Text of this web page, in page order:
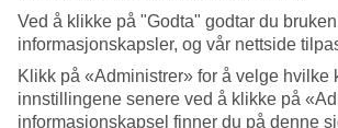
Ved å klikke på "Godta" godtar du
informasjonskapsler, og vår nettside
Klikk på «Administrer» for å velge
innstillingene senere ved å klikke på
informasjonskapsel finner du på denne